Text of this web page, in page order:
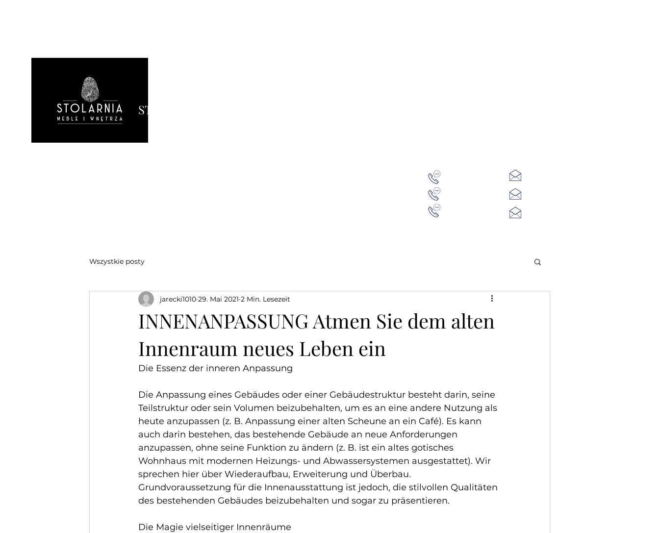
STOLARNIA MEBLE I WNĘTRZA
Więcej
Wszystkie posty
INNENANPASSUNG Atmen Sie dem alten
Innenraum neues Leben ein
jarecki1010 29. Mai 2021 2 Min. Lesezeit
Die Essenz der inneren Anpassung
Die Anpassung eines Gebäudes oder einer Gebäudestruktur besteht darin, seine
Teilstruktur oder sein Volumen beizubehalten, um es an eine andere Nutzung als
heute anzupassen (z. B. Anpassung einer alten Scheune an ein Café). Es kann
auch darin bestehen, das bestehende Gebäude an neue Anforderungen
anzupassen, ohne seine Funktion zu ändern (z. B. ist ein altes gotisches
Wohnhaus mit modernen Heizungs- und Abwassersystemen ausgestattet). Wir
sprechen hier über Wiederaufbau, Erweiterung und Überbau.
Grundvoraussetzung für die Innenausstattung ist jedoch, die stilvollen Qualitäten
des bestehenden Gebäudes beizubehalten und sogar zu präsentieren.
Die Magie vielseitiger Innenräume